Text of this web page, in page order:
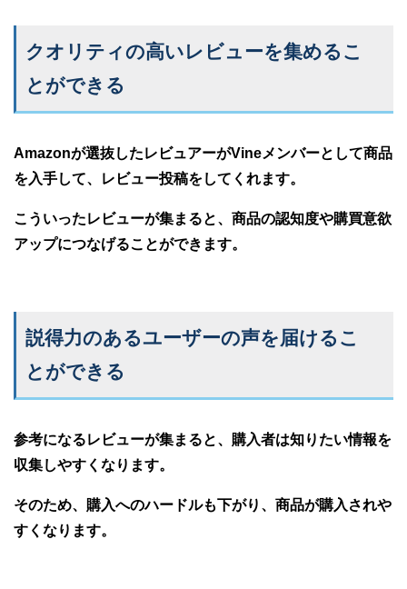
クオリティの高いレビューを集めるこ
とができる
Amazonが選抜したレビュアーがVineメンバーとして商品
を入手して、レビュー投稿をしてくれます。
こういったレビューが集まると、商品の認知度や購買意欲
アップにつなげることができます。
説得力のあるユーザーの声を届けるこ
とができる
参考になるレビューが集まると、購入者は知りたい情報を
収集しやすくなります。
そのため、購入へのハードルも下がり、商品が購入されや
すくなります。